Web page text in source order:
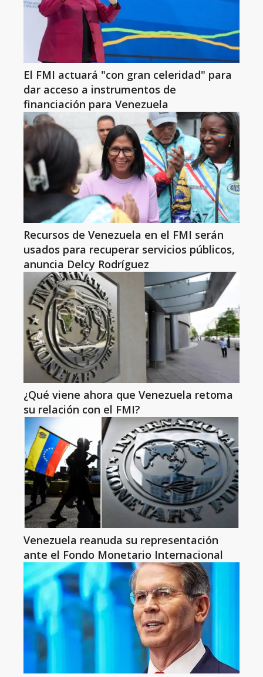
El FMI actuará "con gran celeridad" para
dar acceso a instrumentos de
financiación para Venezuela
Recursos de Venezuela en el FMI serán
usados para recuperar servicios públicos,
anuncia Delcy Rodríguez
¿Qué viene ahora que Venezuela retoma
su relación con el FMI?
Venezuela reanuda su representación
ante el Fondo Monetario Internacional